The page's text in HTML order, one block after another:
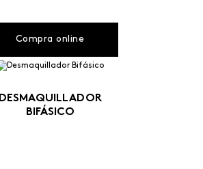
Compra online
DESMAQUILLADOR
BIFÁSICO